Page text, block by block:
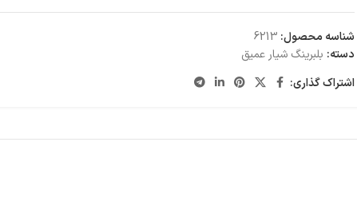
شناسه محصول: 6213
دسته: بلبرینگ شیار عمیق
اشتراک گذاری: